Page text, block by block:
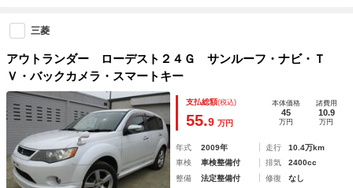
三菱
アウトランダー ローデスト２４Ｇ サンルーフ・ナビ・Ｔ
Ｖ・バックカメラ・スマートキー
支払総額(税込)
55.9 万円
本体価格
45
万円
諸費用
10.9
万円
年式 2009年 走行
10.4万km
車検
車検整備付 排気
2400cc
整備
法定整備付 修復
なし